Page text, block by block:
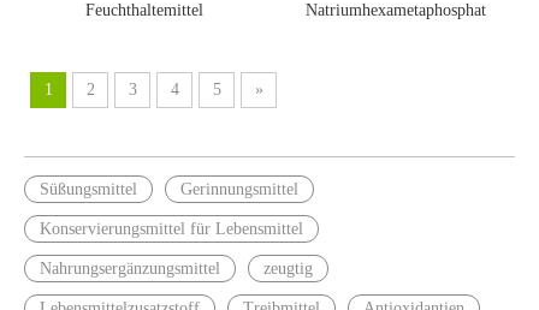
Feuchthaltemittel
Natriumhexametaphosphat
1 2 3 4 5 »
Süßungsmittel Gerinnungsmittel
Konservierungsmittel für Lebensmittel
Nahrungsergänzungsmittel zeugtig